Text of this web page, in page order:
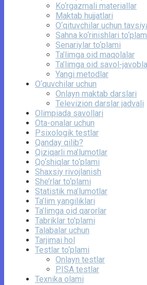
Ko‘rgazmali materiallar
Maktab hujjatlari
O‘qituvchilar uchun
Sahna ko‘rinishlari
Senariylar to‘plami
Ta’limga oid maqolalar
Ta’limga oid savol-
Yangi metodlar
O‘quvchilar uchun
Onlayn maktab darslari
Televizion darslar jadvali
Olimpiada savollari
Ota-onalar uchun
Psixologik testlar
Qanday qilib?
Qiziqarli ma’lumotlar
Qo‘shiqlar to‘plami
Shaxsiy rivojlanish
She’rlar to‘plami
Statistik ma’lumotlar
Ta’lim yangiliklari
Ta’limga oid qarorlar
Tabriklar to'plami
Talabalar uchun
Tarjimai hol
Testlar to‘plami
Onlayn testlar
PISA testlar
Texnika olami